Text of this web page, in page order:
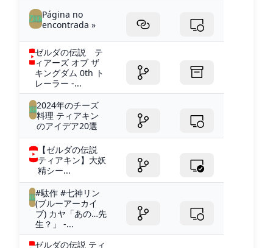
Página no
encontrada »
ゼルダの伝説 テ
ィアーズ オブ ザ
キングダム 0th ト
レーラー -...
2024年のチーズ
料理 ティアキン
のアイデア20選
【ゼルダの伝説
ティアキン】大妖
精シー...
#駄作 #七神リン
(ブルーアーカイ
ブ) カヤ「あの…先
生？」 -...
ゼルダの伝説 ティ